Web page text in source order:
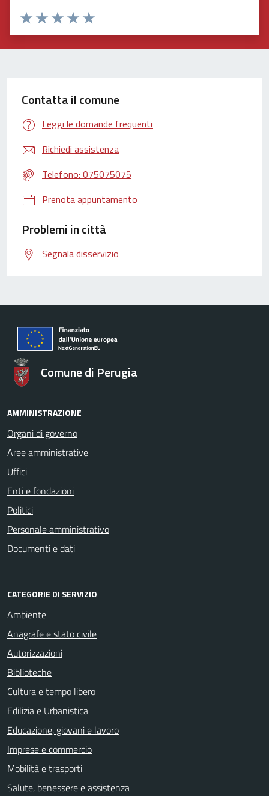
Valuta 5 stelle su 5
Valuta 4 stelle su 5
Valuta 3 stelle su 5
Valuta 2 stelle su 5
Valuta 1 stelle su 5
Contatta il comune
Leggi le domande frequenti
Richiedi assistenza
Telefono: 075075075
Prenota appuntamento
Problemi in città
Segnala disservizio
Comune di Perugia
AMMINISTRAZIONE
Organi di governo
Aree amministrative
Uffici
Enti e fondazioni
Politici
Personale amministrativo
Documenti e dati
CATEGORIE DI SERVIZIO
Ambiente
Anagrafe e stato civile
Autorizzazioni
Biblioteche
Cultura e tempo libero
Edilizia e Urbanistica
Educazione, giovani e lavoro
Imprese e commercio
Mobilità e trasporti
Salute, benessere e assistenza